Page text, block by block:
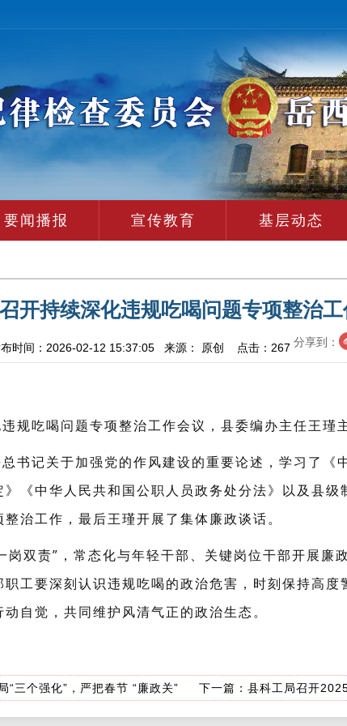
要闻播报 宣传教育 基层动态
开持续深化违规吃喝问题专项整治
时间：2026-02-12 15:37:05 来源： 原创 点击： 267 分享到：
规吃喝问题专项整治工作会议，县委编办主任王瑾
书记关于加强党的作风建设的重要论述，学习了《
》《中华人民共和国公职人员政务处分法》以及县
治工作，最后王瑾开展了集体廉政谈话。
岗双责”，常态化与年轻干部、关键岗位干部开展廉
工要深刻认识违规吃喝的政治危害，时刻保持高度
自觉，共同维护风清气正的政治生态。
“三个强化”，严把春节 “廉政关” 下一篇： 县科工局召开